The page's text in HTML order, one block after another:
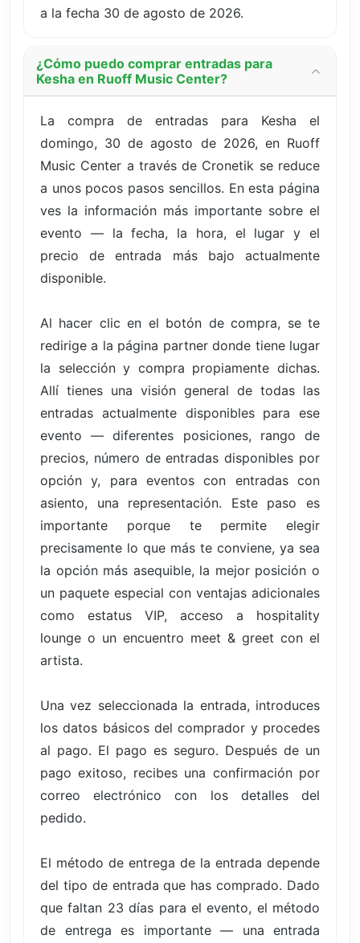
a la fecha 30 de agosto de 2026.
¿Cómo puedo comprar entradas para
Kesha en Ruoff Music Center?
La compra de entradas para Kesha el
domingo, 30 de agosto de 2026, en Ruoff
Music Center a través de Cronetik se reduce
a unos pocos pasos sencillos. En esta página
ves la información más importante sobre el
evento — la fecha, la hora, el lugar y el
precio de entrada más bajo actualmente
disponible.
Al hacer clic en el botón de compra, se te
redirige a la página partner donde tiene lugar
la selección y compra propiamente dichas.
Allí tienes una visión general de todas las
entradas actualmente disponibles para ese
evento — diferentes posiciones, rango de
precios, número de entradas disponibles por
opción y, para eventos con entradas con
asiento, una representación. Este paso es
importante porque te permite elegir
precisamente lo que más te conviene, ya sea
la opción más asequible, la mejor posición o
un paquete especial con ventajas adicionales
como estatus VIP, acceso a hospitality
lounge o un encuentro meet & greet con el
artista.
Una vez seleccionada la entrada, introduces
los datos básicos del comprador y procedes
al pago. El pago es seguro. Después de un
pago exitoso, recibes una confirmación por
correo electrónico con los detalles del
pedido.
El método de entrega de la entrada depende
del tipo de entrada que has comprado. Dado
que faltan 23 días para el evento, el método
de entrega es importante — una entrada